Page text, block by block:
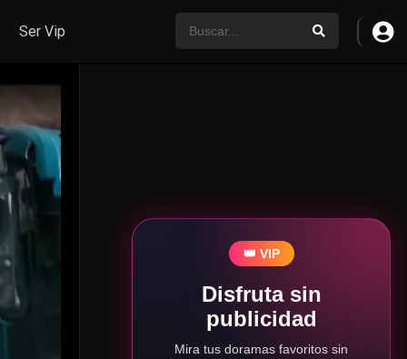
Ser Vip
👑 VIP
Disfruta sin
publicidad
Mira tus doramas favoritos sin